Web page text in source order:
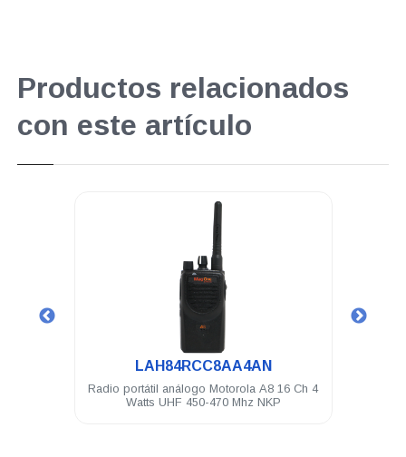
Productos relacionados
con este artículo
.
LAH84RCC8AA4AN
Radio portátil análogo Motorola A8 16 Ch 4
Watts UHF 450-470 Mhz NKP